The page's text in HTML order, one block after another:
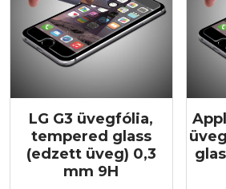
LG G3 üvegfólia,
tempered glass
(edzett üveg) 0,3
mm 9H